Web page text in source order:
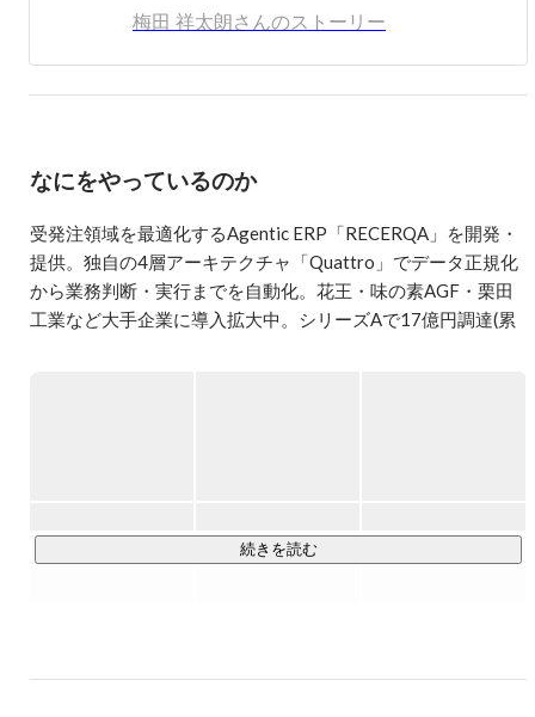
梅田 祥太朗さんのストーリー
なにをやっているのか
受発注領域を最適化するAgentic ERP「RECERQA」を開発・
提供。独自の4層アーキテクチャ「Quattro」でデータ正規化
から業務判断・実行までを自動化。花王・味の素AGF・栗田
工業など大手企業に導入拡大中。シリーズAで17億円調達(累
開発：Claude Code, GitHub Copilot
続きを読む